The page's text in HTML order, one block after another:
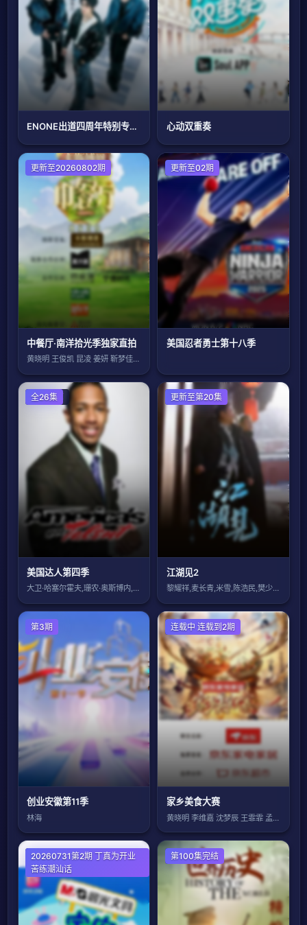
ENONE出道四周年特别专场全记录 心动双重奏
更新至20260802期
中餐厅·南洋拾光季独家直拍
黄晓明 王俊凯 昆凌 姜妍 靳梦佳 张雅
欧美综艺
更新至02期
美国忍者勇士第十八季
欧美综艺
全26集
美国达人第四季
大卫·哈塞尔霍夫,珊农·奥斯博内,皮尔斯
港台综艺
更新至第20集
江湖见2
黎耀祥,麦长青,米雪,陈浩民,樊少皇,吕
第3期
创业安徽第11季
林海
大陆综艺
连载中 连载到2期
家乡美食大赛
黄晓明 李维嘉 沈梦辰 王霏霏 孟佳 金
大陆综艺
20260731第2期 丁真为开业
苦练潮汕话
大陆综艺
第100集完结